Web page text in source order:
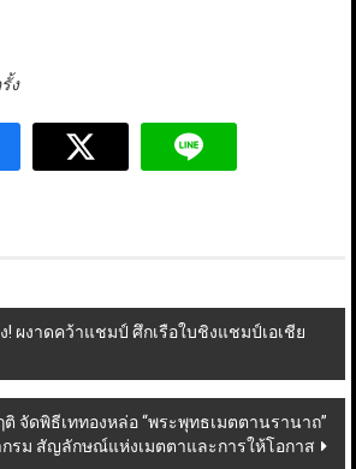
ง
! ผงาดคว้าแชมป์ ศึกเรือใบชิงแชมป์เอเชีย
จัดพิธีเททองหล่อ “พระพุทธเมตตานรานาถ”
รม สัญลักษณ์แห่งเมตตาและการให้โอกาส